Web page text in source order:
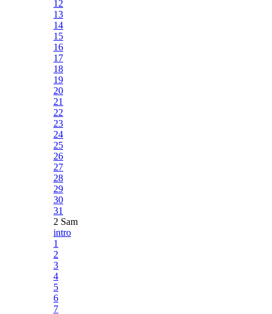
12
13
14
15
16
17
18
19
20
21
22
23
24
25
26
27
28
29
30
31
2 Sam
intro
1
2
3
4
5
6
7